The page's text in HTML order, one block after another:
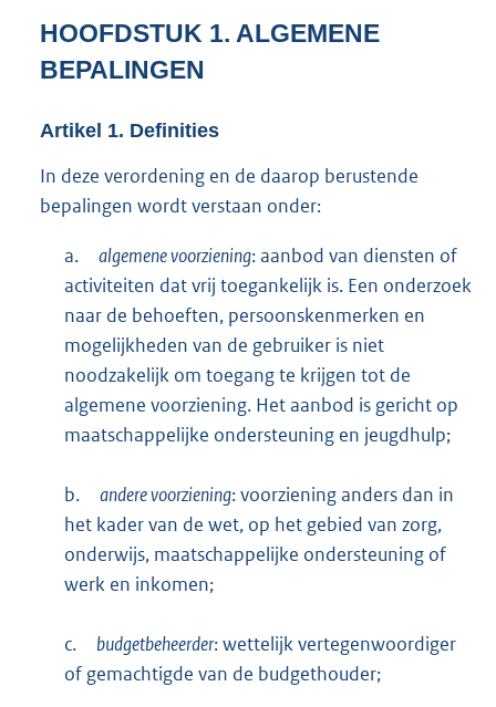
HOOFDSTUK 1. ALGEMENE
BEPALINGEN
Artikel 1. Definities
In deze verordening en de daarop berustende
bepalingen wordt verstaan onder:
a. algemene voorziening: aanbod van diensten of
activiteiten dat vrij toegankelijk is. Een onderzoek
naar de behoeften, persoonskenmerken en
mogelijkheden van de gebruiker is niet
noodzakelijk om toegang te krijgen tot de
algemene voorziening. Het aanbod is gericht op
maatschappelijke ondersteuning en jeugdhulp;
b. andere voorziening: voorziening anders dan in
het kader van de wet, op het gebied van zorg,
onderwijs, maatschappelijke ondersteuning of
werk en inkomen;
c. budgetbeheerder: wettelijk vertegenwoordiger
of gemachtigde van de budgethouder;